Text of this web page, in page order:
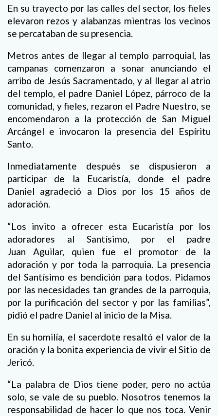
En su trayecto por las calles del sector, los fieles
elevaron rezos y alabanzas mientras los vecinos
se percataban de su presencia.
Metros antes de llegar al templo parroquial, las
campanas comenzaron a sonar anunciando el
arribo de Jesús Sacramentado, y al llegar al atrio
del templo, el padre Daniel López, párroco de la
comunidad, y fieles, rezaron el Padre Nuestro, se
encomendaron a la protección de San Miguel
Arcángel e invocaron la presencia del Espíritu
Santo.
Inmediatamente después se dispusieron a
participar de la Eucaristía, donde el padre
Daniel agradeció a Dios por los 15 años de
adoración.
“Los invito a ofrecer esta Eucaristía por los
adoradores al Santísimo, por el padre
Juan Aguilar, quien fue el promotor de la
adoración y por toda la parroquia. La presencia
del Santísimo es bendición para todos. Pidamos
por las necesidades tan grandes de la parroquia,
por la purificación del sector y por las familias”,
pidió el padre Daniel al inicio de la Misa.
En su homilía, el sacerdote resaltó el valor de la
oración y la bonita experiencia de vivir el Sitio de
Jericó.
“La palabra de Dios tiene poder, pero no actúa
solo, se vale de su pueblo. Nosotros tenemos la
responsabilidad de hacer lo que nos toca. Venir